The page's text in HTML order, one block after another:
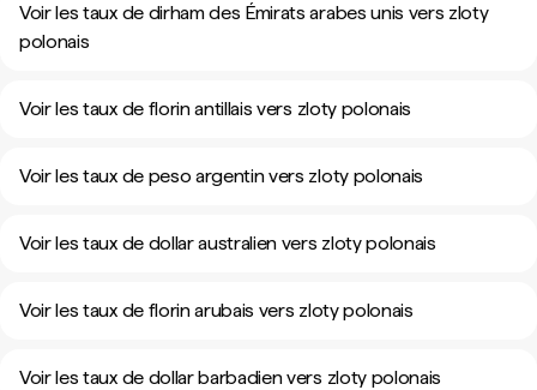
Voir les taux de dirham des Émirats arabes unis vers zloty
polonais
Voir les taux de florin antillais vers zloty polonais
Voir les taux de peso argentin vers zloty polonais
Voir les taux de dollar australien vers zloty polonais
Voir les taux de florin arubais vers zloty polonais
Voir les taux de dollar barbadien vers zloty polonais